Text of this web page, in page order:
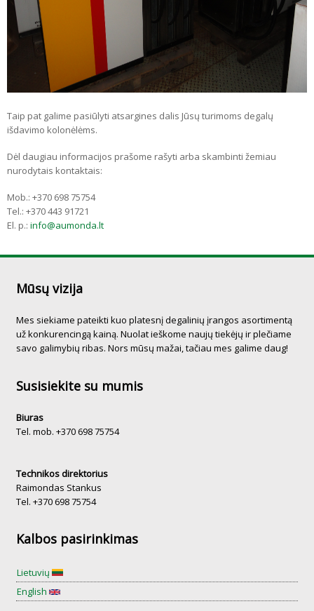
​Taip pat galime pasiūlyti atsargines dalis Jūsų turimoms degalų
išdavimo kolonėlėms.
Dėl daugiau informacijos prašome rašyti arba skambinti žemiau
nurodytais kontaktais:
Mob.: +370 698 75754
Tel.: +370 443 91721
El. p.: info@aumonda.lt
Mūsų vizija
Mes siekiame pateikti kuo platesnį degalinių įrangos asortimentą
už konkurencingą kainą. Nuolat ieškome naujų tiekėjų ir plečiame
savo galimybių ribas. Nors mūsų mažai, tačiau mes galime daug!
Susisiekite su mumis
Biuras
Tel. mob. +370 698 75754
Technikos direktorius
Raimondas Stankus
Tel. +370 698 75754
Kalbos pasirinkimas
Lietuvių
English